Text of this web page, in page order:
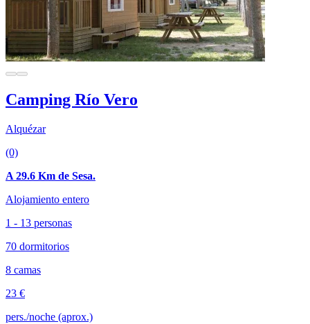
Camping Río Vero
Alquézar
(0)
A 29.6 Km de Sesa.
Alojamiento entero
1 - 13 personas
70 dormitorios
8 camas
23 €
pers./noche (aprox.)